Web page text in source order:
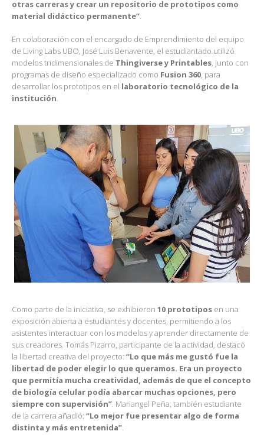
otras carreras y crear un repositorio de prototipos como
material didáctico permanente”.
En colaboración con el encargado de Emprendimiento del equipo
de Living Labs UBO, José Luis Benavente, el estudiantado utilizó
modelos tridimensionales de Thingiverse y Printables, junto con
programas de diseño especializado como Fusion 360, para
desarrollar los prototipos en el laboratorio tecnológico de la
institución.
Como parte de la iniciativa, se exhibieron 10 prototipos en una
exposición abierta a estudiantes y docentes, permitiendo a los
asistentes interactuar con los modelos y aprender directamente de
sus creadores. Tomás Pizarro, participante de la actividad, destacó
la libertad creativa del proyecto: “Lo que más me gustó fue la
libertad de poder elegir lo que queramos. Era un proyecto
que permitía mucha creatividad, además de que el concepto
de biología celular podía abarcar muchas opciones, pero
siempre con supervisión”. Mariangel Peña, también estudiante
de la carrera añadió: “Lo mejor fue presentar algo de forma
distinta y más entretenida”.